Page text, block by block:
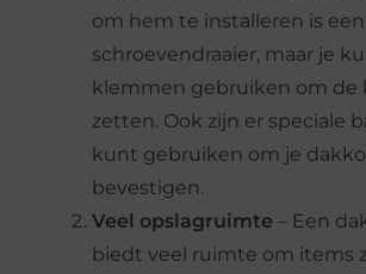
om hem te installeren is een
schroevendraaier, maar je
klemmen gebruiken om de
zetten. Ook zijn er speciale
kunt gebruiken om je
bevestigen.
Veel opslagruimte – Een
biedt veel ruimte om items